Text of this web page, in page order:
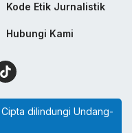
Kode Etik Jurnalistik
Hubungi Kami
dilindungi Undang-